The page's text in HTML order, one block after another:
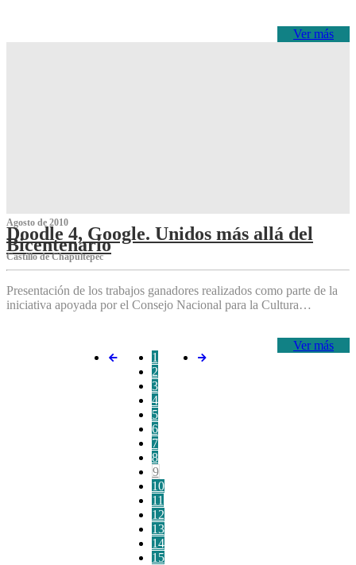
Ver más
Agosto de 2010
Doodle 4, Google. Unidos más allá del
Bicentenario
Castillo de Chapultepec
Presentación de los trabajos ganadores realizados como parte de la
iniciativa apoyada por el Consejo Nacional para la Cultura…
Ver más
1
2
3
4
5
6
7
8
9
10
11
12
13
14
15